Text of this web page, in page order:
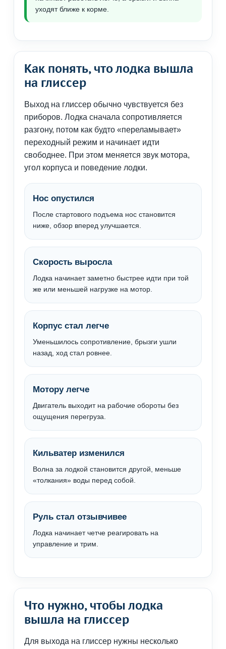
уходят ближе к корме.
Как понять, что лодка вышла
на глиссер
Выход на глиссер обычно чувствуется без
приборов. Лодка сначала сопротивляется
разгону, потом как будто «переламывает»
переходный режим и начинает идти
свободнее. При этом меняется звук мотора,
угол корпуса и поведение лодки.
Нос опустился
После стартового подъема нос становится
ниже, обзор вперед улучшается.
Скорость выросла
Лодка начинает заметно быстрее идти при той
же или меньшей нагрузке на мотор.
Корпус стал легче
Уменьшилось сопротивление, брызги ушли
назад, ход стал ровнее.
Мотору легче
Двигатель выходит на рабочие обороты без
ощущения перегруза.
Кильватер изменился
Волна за лодкой становится другой, меньше
«толкания» воды перед собой.
Руль стал отзывчивее
Лодка начинает четче реагировать на
управление и трим.
Что нужно, чтобы лодка
вышла на глиссер
Для выхода на глиссер нужны несколько